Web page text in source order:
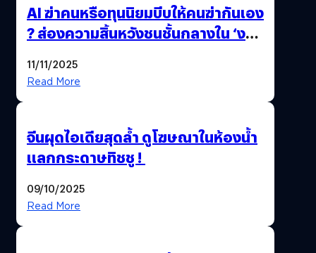
AI ฆ่าคนหรือทุนนิยมบีบให้คนฆ่ากันเอง
? ส่องความสิ้นหวังชนชั้นกลางใน ‘งาน
11/11/2025
Read More
จีนผุดไอเดียสุดล้ำ ดูโฆษณาในห้องน้ำ
แลกกระดาษทิชชู !
09/10/2025
Read More